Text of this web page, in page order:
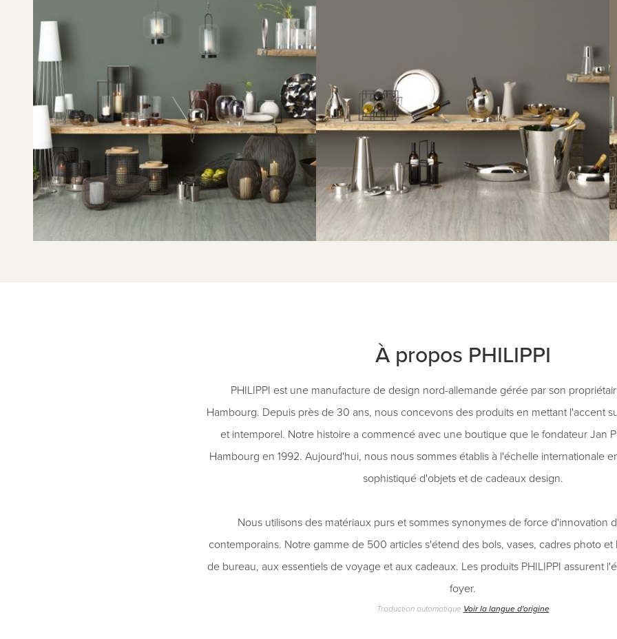
À propos PHILIPPI
PHILIPPI est une manufacture de design nord-allemande gérée par son
Hambourg. Depuis près de 30 ans, nous concevons des produits en mettant l'accent
et intemporel. Notre histoire a commencé avec une boutique que le fondateur Jan
Hambourg en 1992. Aujourd'hui, nous nous sommes établis à l'échelle internationale
sophistiqué d'objets et de cadeaux design.
Nous utilisons des matériaux purs et sommes synonymes de force d'innovation
contemporains. Notre gamme de 500 articles s'étend des bols, vases, cadres photo
de bureau, aux essentiels de voyage et aux cadeaux. Les produits PHILIPPI assurent
foyer.
Traduction automatique Voir la langue d'origine